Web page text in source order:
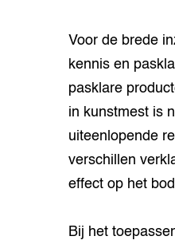
Voor de brede
kennis en
pasklare
in kunstmest is
uiteenlopende
verschillen
effect op het
Bij het